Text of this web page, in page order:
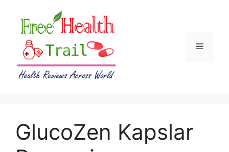
content
Menu
GlucoZen Kapslar